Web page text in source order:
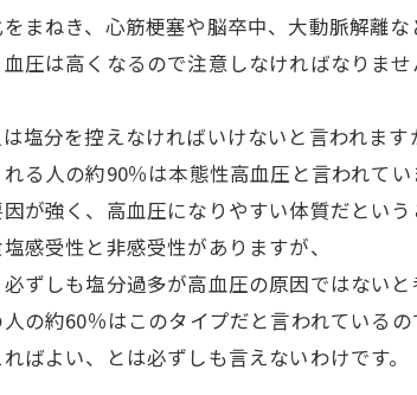
まねき、心筋梗塞や脳卒中、大動脈解離な
圧は高くなるので注意しなければなりませ
塩分を控えなければいけないと言われます
る人の約90％は本態性高血圧と言われてい
が強く、高血圧になりやすい体質だという
感受性と非感受性がありますが、
ずしも塩分過多が高血圧の原因ではないと
の約60％はこのタイプだと言われているの
ばよい、とは必ずしも言えないわけです。